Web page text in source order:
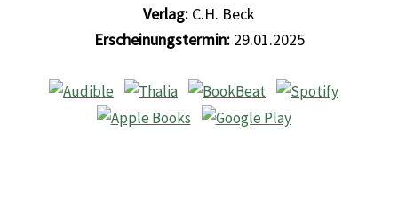
Verlag: C.H. Beck
Erscheinungstermin:29.01.2025